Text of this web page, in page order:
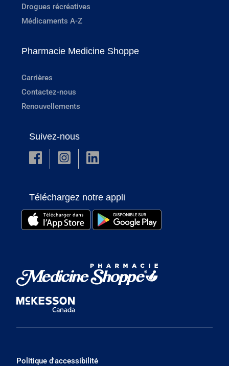
Drogues récréatives
Médicaments A-Z
Pharmacie Medicine Shoppe
Carrières
Contactez-nous
Renouvellements
Suivez-nous
Téléchargez notre appli
Politique d'accessibilité